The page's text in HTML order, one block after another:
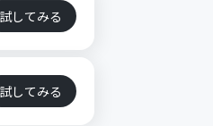
試してみる
試してみる